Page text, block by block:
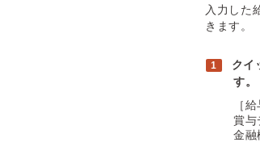
入力した
きます。
クイ
す。
［
賞与
金融